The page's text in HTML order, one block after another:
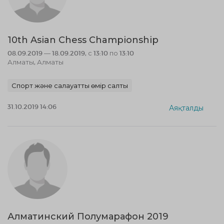
10th Asian Chess Championship
08.09.2019 — 18.09.2019, с 13:10 по 13:10
Алматы, Алматы
Спорт және салауатты өмір салты
31.10.2019 14:06 Аяқталды
Алматинский Полумарафон 2019